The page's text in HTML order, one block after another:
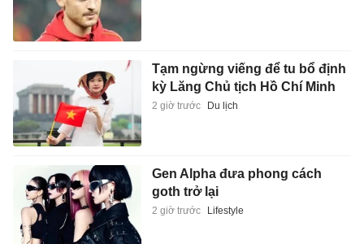
Tạm ngừng viếng để tu bổ định
kỳ Lăng Chủ tịch Hồ Chí Minh
2 giờ trước Du lịch
Gen Alpha đưa phong cách
goth trở lại
2 giờ trước Lifestyle